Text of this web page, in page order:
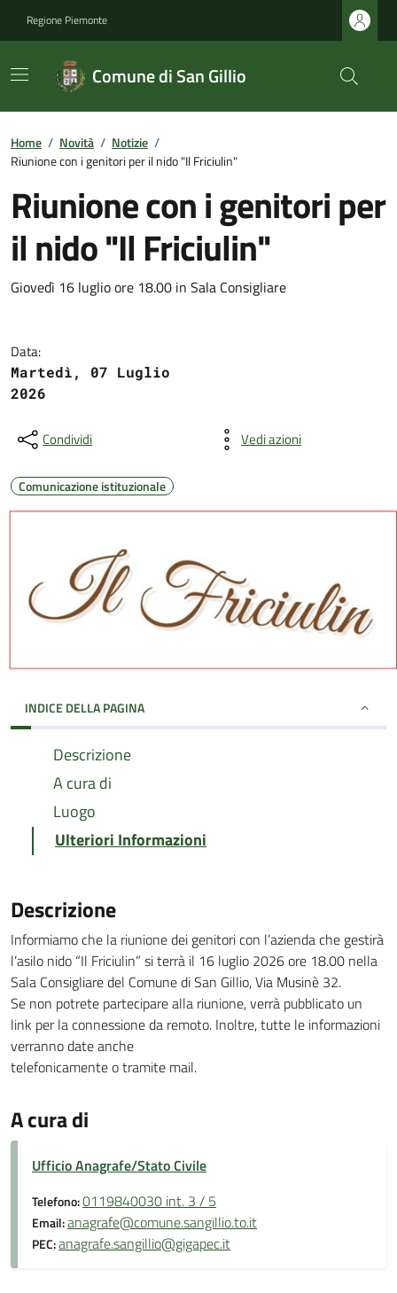
Regione Piemonte
Comune di San Gillio
Home / Novità / Notizie /
Riunione con i genitori per il nido "Il Friciulin"
Riunione con i genitori per
il nido "Il Friciulin"
Giovedì 16 luglio ore 18.00 in Sala Consigliare
Data:
Martedì, 07 Luglio
2026
Condividi Vedi azioni
Comunicazione istituzionale
INDICE DELLA PAGINA
Descrizione
A cura di
Luogo
Ulteriori Informazioni
Descrizione
Informiamo che la riunione dei genitori con l’azienda che gestirà
l’asilo nido “Il Friciulin” si terrà il 16 luglio 2026 ore 18.00 nella
Sala Consigliare del Comune di San Gillio, Via Musinè 32.
Se non potrete partecipare alla riunione, verrà pubblicato un
link per la connessione da remoto. Inoltre, tutte le informazioni
verranno date anche
telefonicamente o tramite mail.
A cura di
Ufficio Anagrafe/Stato Civile
Telefono:0119840030 int. 3 / 5
Email:anagrafe@comune.sangillio.to.it
PEC:anagrafe.sangillio@gigapec.it